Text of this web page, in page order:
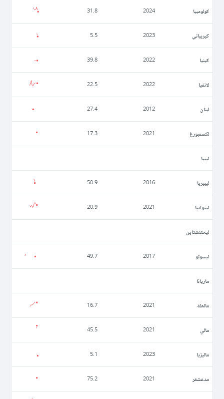
كولومبيا 2024
31.8
كيريباتي 2023
5.5
كينيا 2022
39.8
لاتفيا 2022
22.5
لبنان 2012
27.4
لكسمبورغ 2021
17.3
ليبيا
ليبيريا 2016
50.9
ليتوانيا 2021
20.9
ليختنشتاين
ليسوتو 2017
49.7
ماريانا
مالطة 2021
16.7
مالي 2021
45.5
ماليزيا 2023
5.1
مدغشقر 2021
75.2